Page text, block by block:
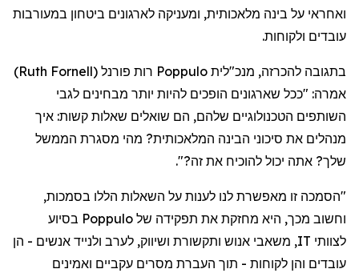
ואחראי על בינה מלאכותית, ומעניקה לארגונים ביטחון במעורבות
עובדים ולקוחות.
בתגובה להכרזה, מנכ"לית Poppulo רות פורנל (
Ruth Fornell
)
אמרה: "ככל שארגונים הופכים להיות יותר מבחינים לגבי
השותפים הטכנולוגיים שלהם, הם שואלים שאלות קשות: איך
מנהלים את סיכוני הבינה המלאכותית? מהי מסגרת הממשל
שלך? אתה יכול להוכיח את זה?".
"הסמכה זו מאפשרת לנו לענות על השאלות הללו בסמכות,
וחשוב מכך, היא מחזקת את תפקידה של Poppulo בסיוע
לצוותי
משאבי אנוש ותקשורת ושיווק, לערב ולנייד אנשים - הן
עובדים והן לקוחות - תוך העברת מסרים עקביים ואמינים